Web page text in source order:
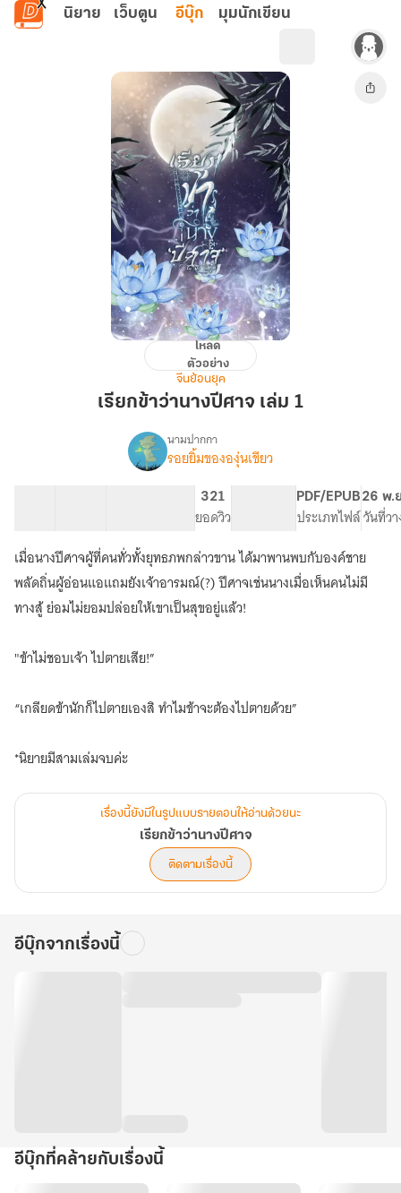
ข้ามไปยังเนื้อหาหลัก
นิยาย เว็บตูน อีบุ๊ก มุมนักเขียน
ว่า
ปีศาจ
เล่ม
โหลด
ตัวอย่าง
จีนย้อนยุค
เรียกข้าว่านางปีศาจ เล่ม 1
เรื่อง
ข้า
ว่า
นาง
ปีศาจ
นามปากกา
รอยยิ้มขององุ่นเขียว
321
ยอดวิว
PDF/EPUB
ประเภทไฟล์
26 พ.
วันที่ว
เมื่อนางปีศาจผู้ที่คนทั่วทั้งยุทธภพกล่าวขาน ได้มาพานพบกับองค์ชาย
พลัดถิ่นผู้อ่อนแอแถมยังเจ้าอารมณ์(?) ปีศาจเช่นนางเมื่อเห็นคนไม่มี
ทางสู้ ย่อมไม่ยอมปล่อยให้เขาเป็นสุขอยู่แล้ว!
"ข้าไม่ชอบเจ้า ไปตายเสีย!”
“เกลียดข้านักก็ไปตายเองสิ ทำไมข้าจะต้องไปตายด้วย”
*นิยายมีสามเล่มจบค่ะ
เรื่องนี้ยังมีในรูปแบบรายตอนให้อ่านด้วยนะ
เรียกข้าว่านางปีศาจ
ติดตามเรื่องนี้
อีบุ๊กจากเรื่องนี้
อีบุ๊กที่คล้ายกับเรื่องนี้